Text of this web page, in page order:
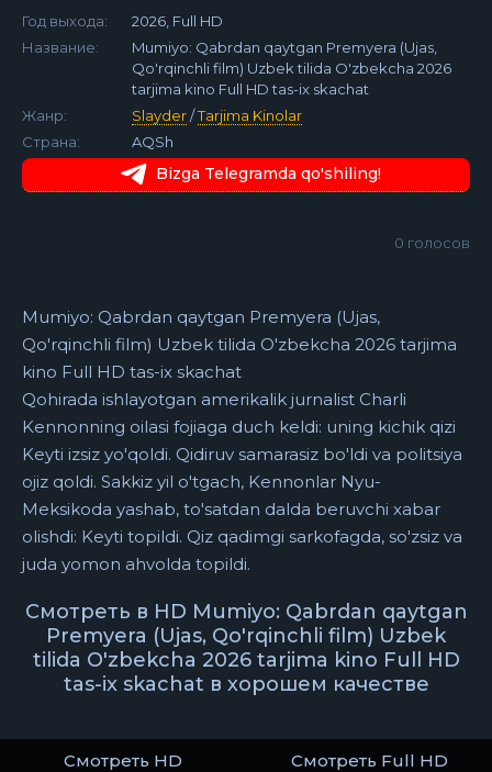
Год выхода:
2026, Full HD
Название:
Mumiyo: Qabrdan qaytgan Premyera (Ujas,
Qo'rqinchli film) Uzbek tilida O'zbekcha 2026
tarjima kino Full HD tas-ix skachat
Жанр:
Slayder/Tarjima Kinolar
Страна:
AQSh
Bizga Telegramda qo'shiling!
0 голосов
Mumiyo: Qabrdan qaytgan Premyera (Ujas,
Qo'rqinchli film) Uzbek tilida O'zbekcha 2026 tarjima
kino Full HD tas-ix skachat
Qohirada ishlayotgan amerikalik jurnalist Charli
Kennonning oilasi fojiaga duch keldi: uning kichik qizi
Keyti ​​izsiz yo'qoldi. Qidiruv samarasiz bo'ldi va politsiya
ojiz qoldi. Sakkiz yil o'tgach, Kennonlar Nyu-
Meksikoda yashab, to'satdan dalda beruvchi xabar
olishdi: Keyti ​​topildi. Qiz qadimgi sarkofagda, so'zsiz va
juda yomon ahvolda topildi.
Смотреть в HD Mumiyo: Qabrdan qaytgan
Premyera (Ujas, Qo'rqinchli film) Uzbek
tilida O'zbekcha 2026 tarjima kino Full HD
tas-ix skachat в хорошем качестве
Смотреть HD Смотреть Full HD